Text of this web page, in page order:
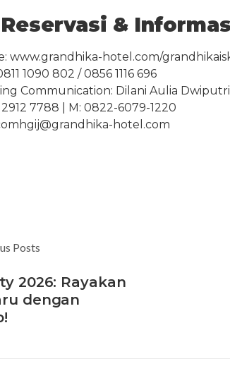
Reservasi &
www.grandhika-hotel.com/
1090 802 / 0856 1116 696
Communication: Dilani Aulia Dwiputri
2912 7788 | M: 0822-6079-1220
hotel.com
Posts
2026: Rayakan
dengan